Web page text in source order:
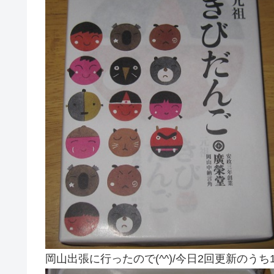
岡山出張に行ったので(^^)/今日2回更新のうち